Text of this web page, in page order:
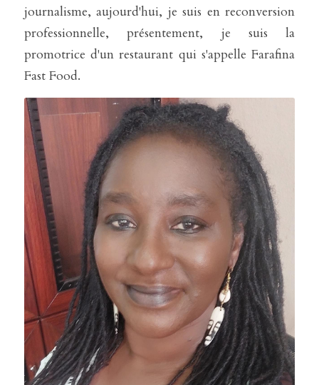
journalisme, aujourd'hui, je suis en reconversion
professionnelle, présentement, je suis la
promotrice d'un restaurant qui s'appelle Farafina
Fast Food.